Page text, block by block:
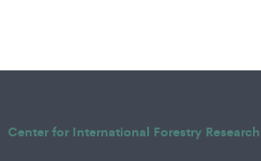
Center for International Forestry Research